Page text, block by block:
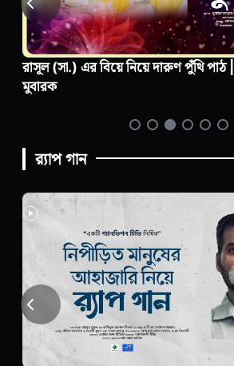
রাসূল (সা.) এর শিশু জীবন নিয়ে
র‍্যাপ গান